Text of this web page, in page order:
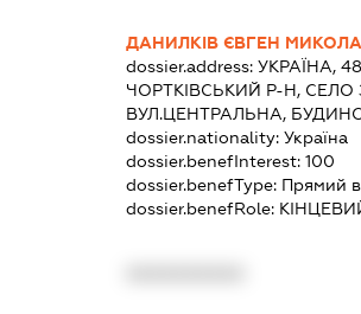
ДАНИЛКІВ ЄВГЕН
dossier.address: УКРАЇНА,
ЧОРТКІВСЬКИЙ Р-Н, СЕЛО
ВУЛ.ЦЕНТРАЛЬНА,
dossier.nationality: Україна
dossier.benefInterest: 100
dossier.benefType: Прямий
dossier.benefRole: